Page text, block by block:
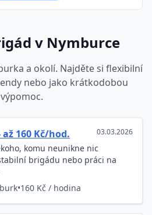
v Nymburce
a okolí. Najděte si flexibilní
nebo jako krátkodobou
výpomoc.
160 Kč/hod. 03.03.2026
komu neunikne nic
brigádu nebo práci na
•160 Kč / hodina